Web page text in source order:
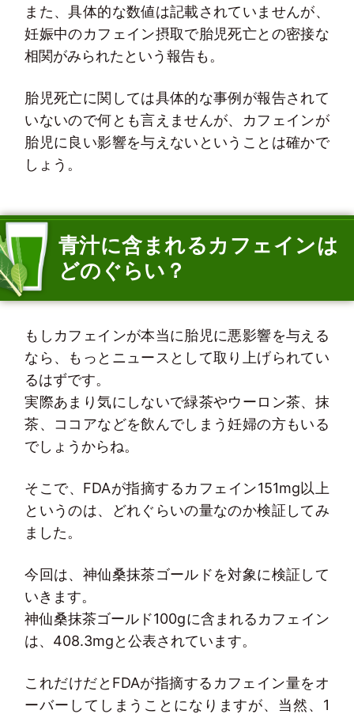
また、具体的な数値は記載されていませんが、
妊娠中のカフェイン摂取で胎児死亡との密接な
相関がみられたという報告も。
胎児死亡に関しては具体的な事例が報告されて
いないので何とも言えませんが、カフェインが
胎児に良い影響を与えないということは確かで
しょう。
青汁に含まれるカフェインは
どのぐらい？
もしカフェインが本当に胎児に悪影響を与える
なら、もっとニュースとして取り上げられてい
るはずです。
実際あまり気にしないで緑茶やウーロン茶、抹
茶、ココアなどを飲んでしまう妊婦の方もいる
でしょうからね。
そこで、FDAが指摘するカフェイン151mg以上
というのは、どれぐらいの量なのか検証してみ
ました。
今回は、神仙桑抹茶ゴールドを対象に検証して
いきます。
神仙桑抹茶ゴールド100gに含まれるカフェイン
は、408.3mgと公表されています。
これだけだとFDAが指摘するカフェイン量をオ
ーバーしてしまうことになりますが、当然、1